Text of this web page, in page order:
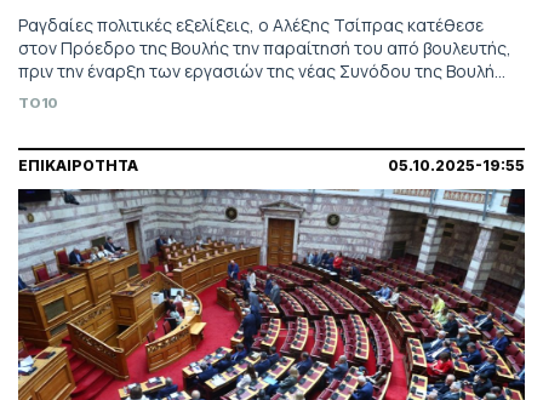
Ραγδαίες πολιτικές εξελίξεις, ο Αλέξης Τσίπρας κατέθεσε
στον Πρόεδρο της Βουλής την παραίτησή του από βουλευτής,
πριν την έναρξη των εργασιών της νέας Συνόδου της Βουλής,
που ξεκινά σήμερα.
TO10
ΕΠΙΚΑΙΡΟΤΗΤΑ 05.10.2025-19:55